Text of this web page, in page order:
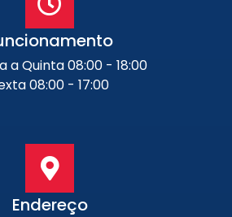
a Quinta 08:00 - 18:00
08:00 - 17:00
Endereço